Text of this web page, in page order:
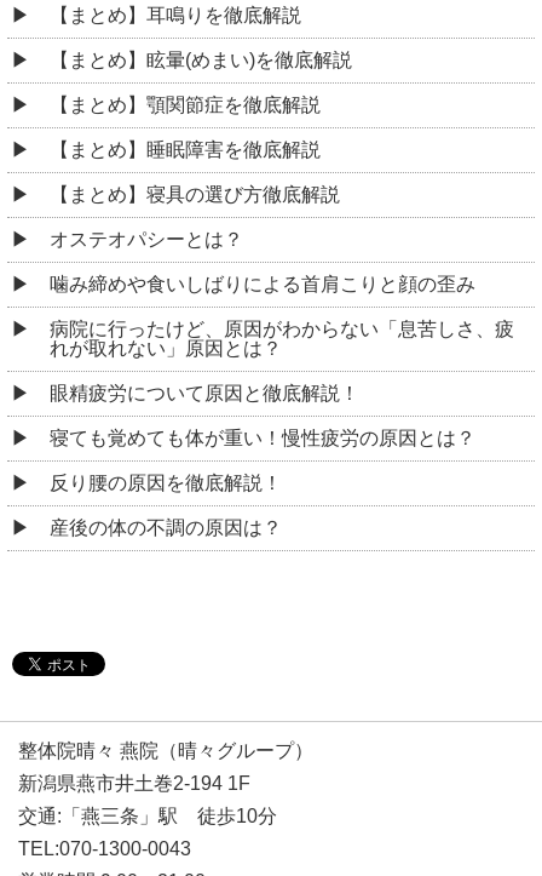
【まとめ】耳鳴りを徹底解説
【まとめ】眩暈(めまい)を徹底解説
【まとめ】顎関節症を徹底解説
【まとめ】睡眠障害を徹底解説
【まとめ】寝具の選び方徹底解説
オステオパシーとは？
噛み締めや食いしばりによる首肩こりと顔の歪み
病院に行ったけど、原因がわからない「息苦しさ、疲
れが取れない」原因とは？
眼精疲労について原因と徹底解説！
寝ても覚めても体が重い！慢性疲労の原因とは？
反り腰の原因を徹底解説！
産後の体の不調の原因は？
整体院晴々 燕院（晴々グループ）
新潟県燕市井土巻2-194 1F
交通:「燕三条」駅 徒歩10分
TEL:070-1300-0043